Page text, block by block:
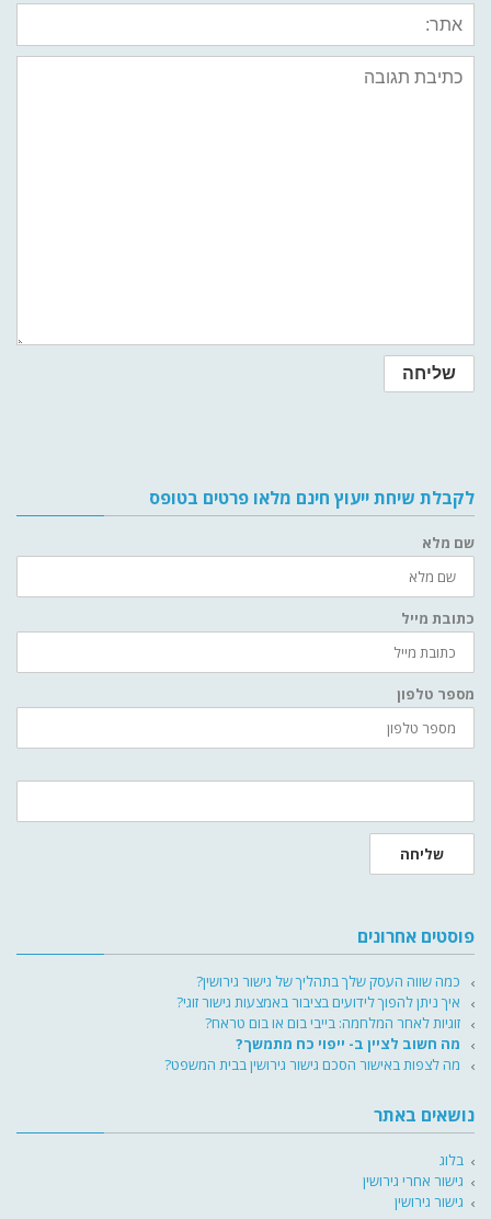
לקבלת שיחת ייעוץ חינם מלאו פרטים בטופס
שם מלא
כתובת מייל
מספר טלפון
שליחה
פוסטים אחרונים
כמה שווה העסק שלך בתהליך של גישור גירושין?
איך ניתן להפוך לידועים בציבור באמצעות גישור זוגי?
זוגיות לאחר המלחמה: בייבי בום או בום טראח?
מה חשוב לציין ב- ייפוי כח מתמשך?
מה לצפות באישור הסכם גישור גירושין בבית המשפט?
נושאים באתר
בלוג
גישור אחרי גירושין
גישור גירושין